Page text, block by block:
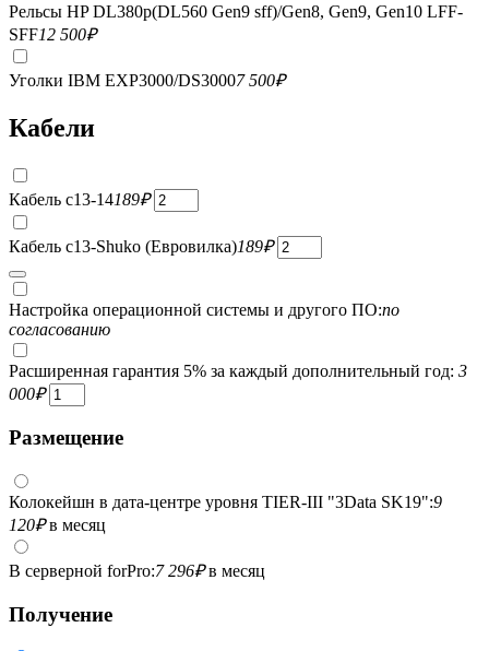
Рельсы HP DL380p(DL560 Gen9 sff)/Gen8, Gen9, Gen10 LFF-
SFF12 500₽
Уголки IBM EXP3000/DS30007 500₽
Кабели
Кабель c13-14189₽
Кабель c13-Shuko (Евровилка)189₽
Настройка операционной системы и другого ПО:по
согласованию
Расширенная гарантия 5% за каждый дополнительный год: 3
000₽
Размещение
Колокейшн в дата-центре уровня TIER-III "3Data SK19":9
120₽в месяц
В серверной forPro:7 296₽в месяц
Получение